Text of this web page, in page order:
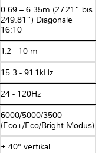
0.69 – 6.35m (27.21” bis
249.81”) Diagonale
16:10
1.2 - 10 m
15.3 - 91.1kHz
24 - 120Hz
6000/5000/3500
(Eco+/Eco/Bright Modus)
± 40° vertikal